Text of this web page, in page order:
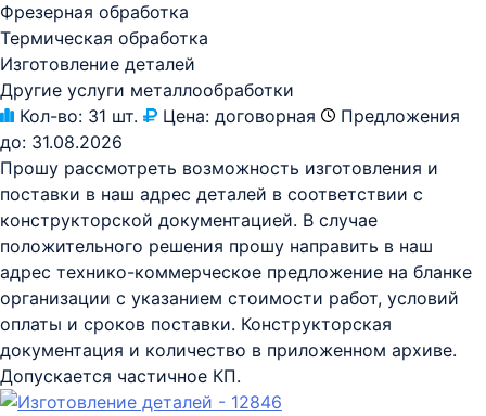
Фрезерная обработка
Термическая обработка
Изготовление деталей
Другие услуги металлообработки
Кол-во: 31 шт. Цена: договорная
Предложения
до: 31.08.2026
Прошу рассмотреть возможность изготовления и
поставки в наш адрес деталей в соответствии с
конструкторской документацией. В случае
положительного решения прошу направить в наш
адрес технико-коммерческое предложение на бланке
организации с указанием стоимости работ, условий
оплаты и сроков поставки. Конструкторская
документация и количество в приложенном архиве.
Допускается частичное КП.